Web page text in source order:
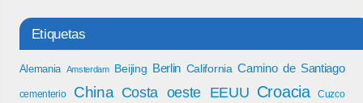
Etiquetas
Alemania Amsterdam Beijing Berlin California Camino de Santiago
cementerio China Costa oeste EEUU Croacia Cuzco